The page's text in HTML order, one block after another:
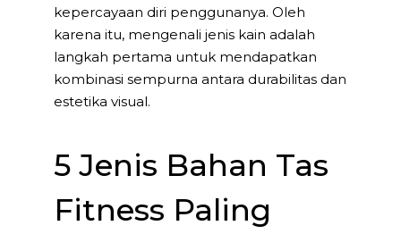
kepercayaan diri penggunanya. Oleh
karena itu, mengenali jenis kain adalah
langkah pertama untuk mendapatkan
kombinasi sempurna antara durabilitas dan
estetika visual.
5 Jenis Bahan Tas
Fitness Paling